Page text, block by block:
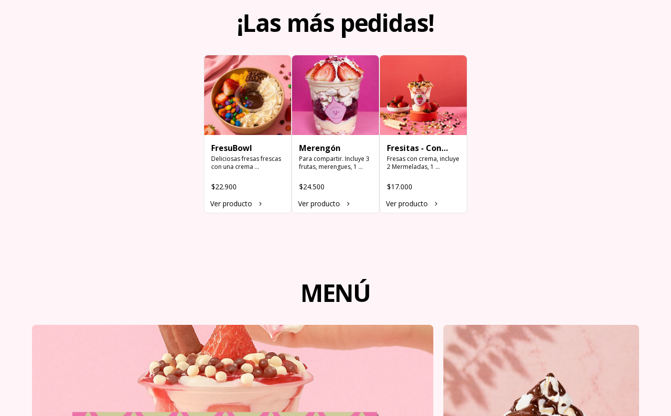
¡Las más pedidas!
FresuBowl
Deliciosas fresas frescas
con una crema
caliente y un topping a
elección
$22.900
Ver producto
Merengón
Para compartir. Incluye 3
frutas, merengues, 1
Espolvoreado, 1 Topping
y crema de la casa.
$24.500
Ver producto
Fresitas - Con
Crema
Fresas con crema, incluye
2 Mermeladas, 1
Topping. Puedes cambiar
la fresa por tu fruta
$17.000
Ver producto
MENÚ